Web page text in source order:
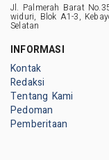
Jl. Palmerah Barat
widuri, Blok A1-3,
Selatan
INFORMASI
Kontak
Redaksi
Tentang Kami
Pedoman
Pemberitaan